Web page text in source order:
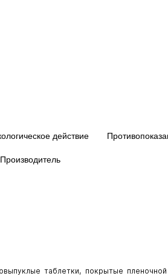
действие
Производитель
таблетки, покрытые